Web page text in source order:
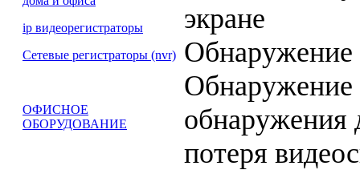
ip видеорегистраторы
Сетевые регистраторы (nvr)
ОФИСНОЕ
ОБОРУДОВАНИЕ
экране
Обнаружение
обнаружения
потеря